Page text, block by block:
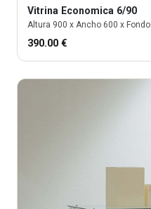
Vitrina Economica 6/90
Altura 900 x Ancho 600 x Fondo
390.00 €